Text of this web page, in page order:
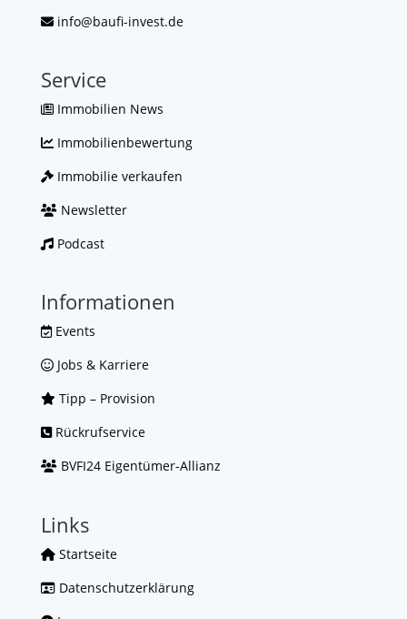
info@baufi-invest.de
Service
Immobilien News
Immobilienbewertung
Immobilie verkaufen
Newsletter
Podcast
Informationen
Events
Jobs & Karriere
Tipp – Provision
Rückrufservice
BVFI24 Eigentümer-Allianz
Links
Startseite
Datenschutzerklärung